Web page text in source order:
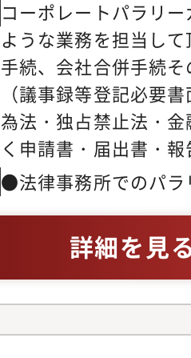
コーポレートパラリ
ような業務を担当し
手続、会社合併手続
（議事録等登記必要
為法・独占禁止法・
く申請書・届出書・
等●法律調査・事実
●法律事務所でのパラ
れか業務経験※優先
験は特に重視してお
づく申請書・届出書
詳細を見